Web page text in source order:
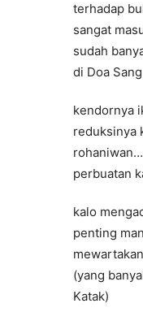
terhadap
sangat
sudah
di Doa
kendornya
reduksinya
perbuatan
kalo
penting
(yang
Katak)